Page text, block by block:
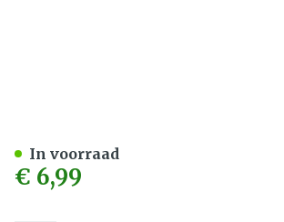
€ 6,99
In voorraad